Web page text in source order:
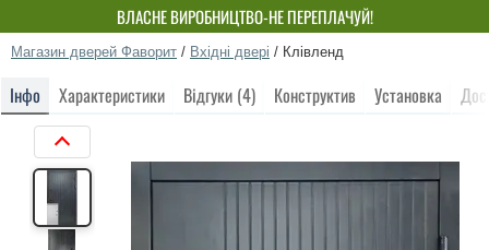
ВЛАСНЕ ВИРОБНИЦТВО-НЕ ПЕРЕПЛАЧУЙ!
Магазин дверей Фаворит / Вхідні двері / Клівленд
Інфо Характеристики Відгуки (4) Конструктив Установка